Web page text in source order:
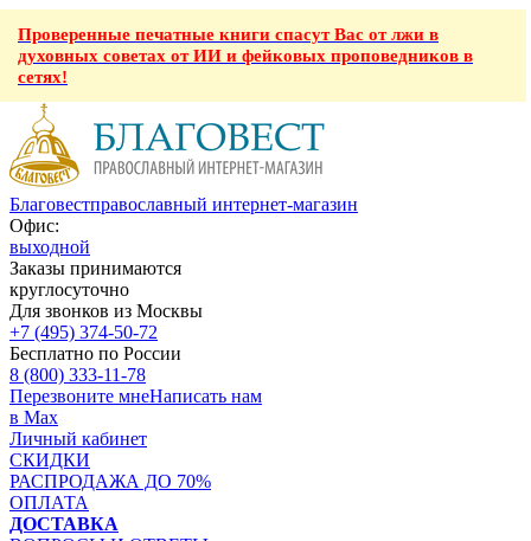
Проверенные печатные книги спасут Вас от лжи в
духовных советах от ИИ и фейковых проповедников в
сетях!
Благовестправославный интернет-магазин
Офис:
выходной
Заказы принимаются
круглосуточно
Для звонков из Москвы
+7 (495) 374-50-72
Бесплатно по России
8 (800) 333-11-78
Перезвоните мнеНаписать нам
в Max
Личный кабинет
СКИДКИ
РАСПРОДАЖА ДО 70%
ОПЛАТА
ДОСТАВКА